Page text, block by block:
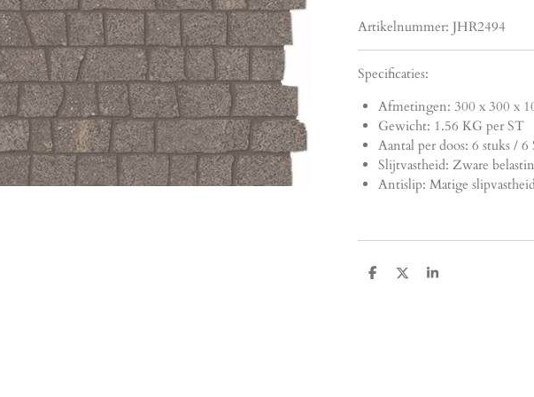
Artikelnummer: JHR2494
Specificaties:
Afmetingen: 300 x 300 x
Gewicht: 1.56 KG per ST
Aantal per doos: 6 stuks / 6
Slijtvastheid: Zware
Antislip: Matige
D
D
S